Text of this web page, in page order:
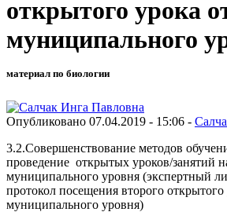
открытого урока
муниципального
материал по биологии
Опубликовано 07.04.2019 - 15:06 -
3.2.Совершенствование методов
проведение открытых уроков/занятий
муниципального уровня (экспертный
протокол посещения второго
муниципального уровня)